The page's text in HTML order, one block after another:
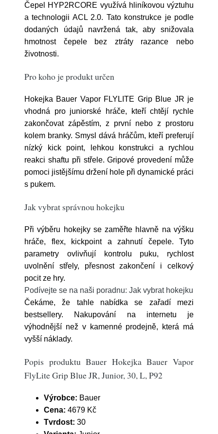
Čepel HYP2RCORE využívá hliníkovou výztuhu
a technologii ACL 2.0. Tato konstrukce je podle
dodaných údajů navržená tak, aby snižovala
hmotnost čepele bez ztráty razance nebo
životnosti.
Pro koho je produkt určen
Hokejka Bauer Vapor FLYLITE Grip Blue JR je
vhodná pro juniorské hráče, kteří chtějí rychle
zakončovat zápěstím, z první nebo z prostoru
kolem branky. Smysl dává hráčům, kteří preferují
nízký kick point, lehkou konstrukci a rychlou
reakci shaftu při střele. Gripové provedení může
pomoci jistějšímu držení hole při dynamické práci
s pukem.
Jak vybrat správnou hokejku
Při výběru hokejky se zaměřte hlavně na výšku
hráče, flex, kickpoint a zahnutí čepele. Tyto
parametry ovlivňují kontrolu puku, rychlost
uvolnění střely, přesnost zakončení i celkový
pocit ze hry.
Podívejte se na naši poradnu: Jak vybrat hokejku
Čekáme, že tahle nabídka se zařadí mezi
bestsellery. Nakupování na internetu je
výhodnější než v kamenné prodejně, která má
vyšší náklady.
Popis produktu Bauer Hokejka Bauer Vapor
FlyLite Grip Blue JR, Junior, 30, L, P92
Výrobce: Bauer
Cena: 4679 Kč
Tvrdost: 30